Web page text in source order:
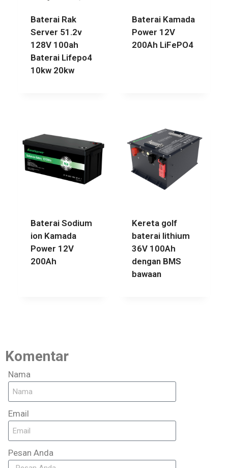
Baterai Rak
Server 51.2v
128V 100ah
Baterai Lifepo4
10kw 20kw
Baterai Kamada
Power 12V
200Ah LiFePO4
Baterai Sodium
ion Kamada
Power 12V
200Ah
Kereta golf
baterai lithium
36V 100Ah
dengan BMS
bawaan
Komentar
Nama
Email
Pesan Anda